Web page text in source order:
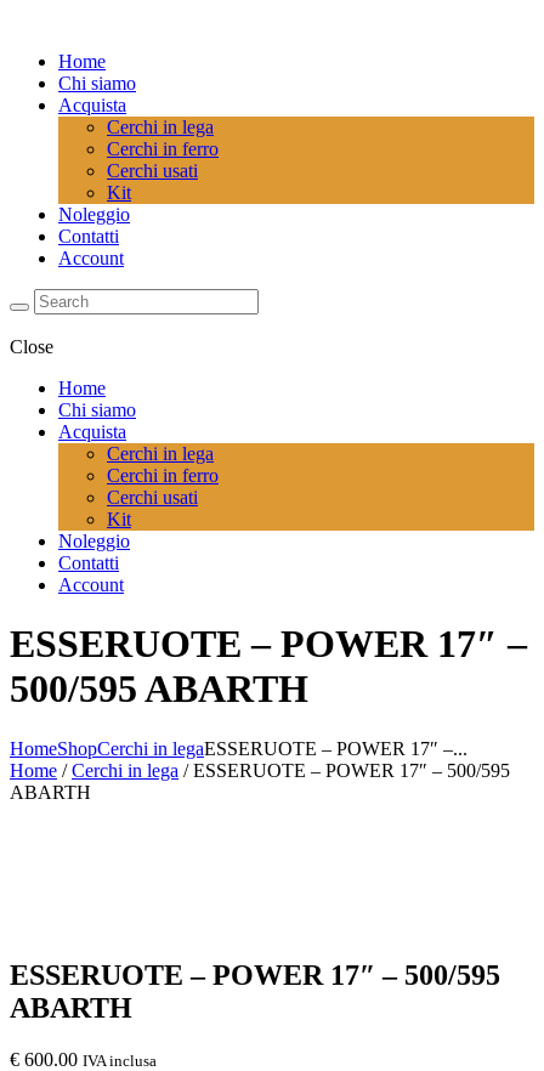
Home
Chi siamo
Acquista
Cerchi in lega
Cerchi in ferro
Cerchi usati
Kit
Noleggio
Contatti
Account
Close
Home
Chi siamo
Acquista
Cerchi in lega
Cerchi in ferro
Cerchi usati
Kit
Noleggio
Contatti
Account
ESSERUOTE – POWER 17″ –
500/595 ABARTH
HomeShopCerchi in legaESSERUOTE – POWER 17″ –...
Home /Cerchi in lega / ESSERUOTE – POWER 17″ – 500/595
ABARTH
ESSERUOTE – POWER 17″ – 500/595
ABARTH
€ 600.00 IVA inclusa